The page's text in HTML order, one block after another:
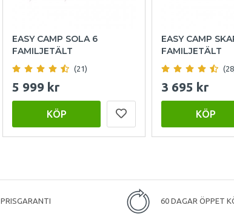
EASY CAMP SOLA 6
FAMILJETÄLT
(21)
5 999 kr
KÖP
EASY CAMP
FAMILJETÄLT
3 695 kr
KÖP
PRISGARANTI 60 DAGAR ÖPPET